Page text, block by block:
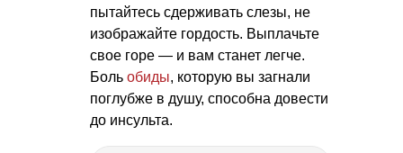
пытайтесь сдерживать слезы, не
изображайте гордость. Выплачьте
свое горе — и вам станет легче.
Боль обиды, которую вы загнали
поглубже в душу, способна довести
до инсульта.